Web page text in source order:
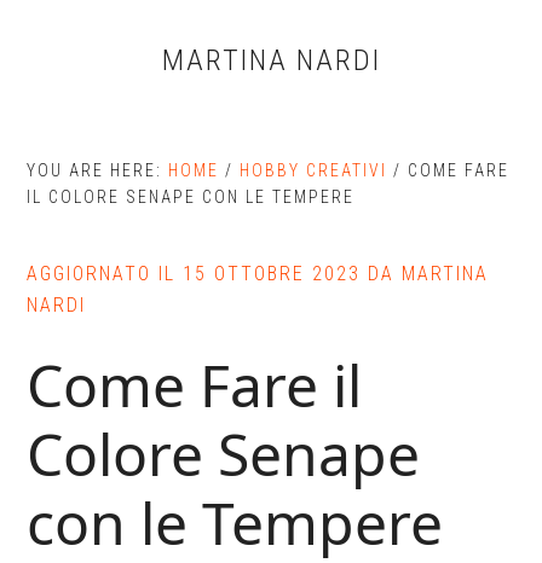
MARTINA NARDI
YOU ARE HERE: HOME / HOBBY CREATIVI / COME FARE
IL COLORE SENAPE CON LE TEMPERE
AGGIORNATO IL 15 OTTOBRE 2023 DA MARTINA
NARDI
Come Fare il
Colore Senape
con le Tempere